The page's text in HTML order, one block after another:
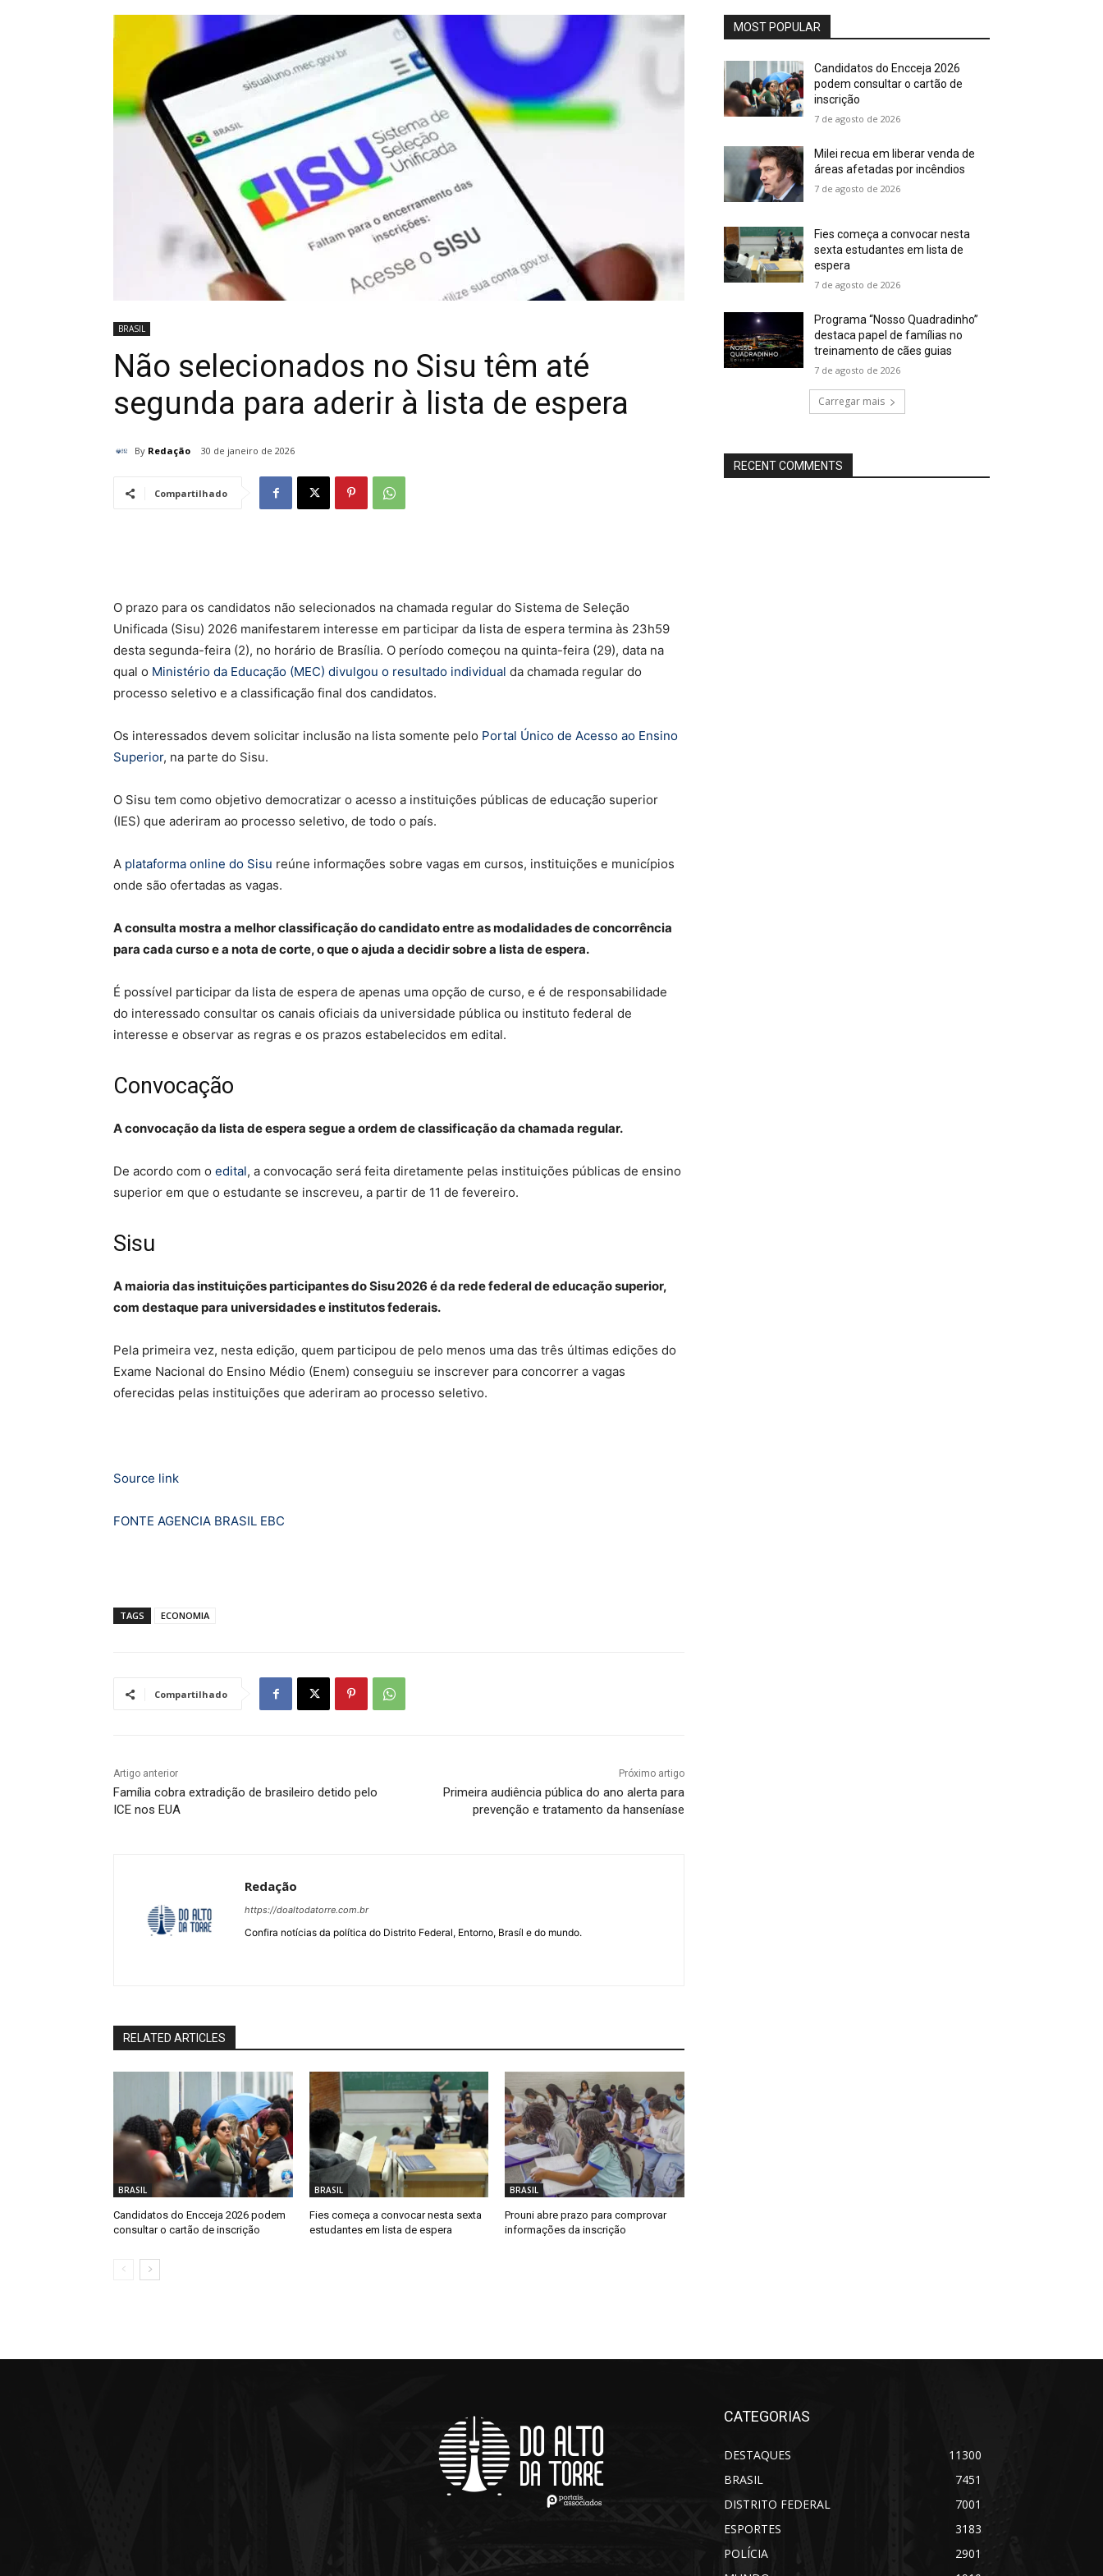
BRASIL
Não selecionados no Sisu têm até
segunda para aderir à lista de espera
By Redação 30 de janeiro de 2026
Compartilhado
O prazo para os candidatos não selecionados na chamada regular do Sistema de Seleção
Unificada (Sisu) 2026 manifestarem interesse em participar da lista de espera termina às 23h59
desta segunda-feira (2), no horário de Brasília. O período começou na quinta-feira (29), data na
qual o Ministério da Educação (MEC) divulgou o resultado individual da chamada regular do
processo seletivo e a classificação final dos candidatos.
Os interessados devem solicitar inclusão na lista somente pelo Portal Único de Acesso ao Ensino
Superior, na parte do Sisu.
O Sisu tem como objetivo democratizar o acesso a instituições públicas de educação superior
(IES) que aderiram ao processo seletivo, de todo o país.
A plataforma online do Sisu reúne informações sobre vagas em cursos, instituições e municípios
onde são ofertadas as vagas.
A consulta mostra a melhor classificação do candidato entre as modalidades de concorrência
para cada curso e a nota de corte, o que o ajuda a decidir sobre a lista de espera.
É possível participar da lista de espera de apenas uma opção de curso, e é de responsabilidade
do interessado consultar os canais oficiais da universidade pública ou instituto federal de
interesse e observar as regras e os prazos estabelecidos em edital.
Convocação
A convocação da lista de espera segue a ordem de classificação da chamada regular.
De acordo com o edital, a convocação será feita diretamente pelas instituições públicas de ensino
superior em que o estudante se inscreveu, a partir de 11 de fevereiro.
Sisu
A maioria das instituições participantes do Sisu 2026 é da rede federal de educação superior,
com destaque para universidades e institutos federais.
Pela primeira vez, nesta edição, quem participou de pelo menos uma das três últimas edições do
Exame Nacional do Ensino Médio (Enem) conseguiu se inscrever para concorrer a vagas
oferecidas pelas instituições que aderiram ao processo seletivo.
Source link
FONTE AGENCIA BRASIL EBC
TAGS ECONOMIA
Compartilhado
Artigo anterior
Família cobra extradição de brasileiro detido pelo
ICE nos EUA
Próximo artigo
Primeira audiência pública do ano alerta para
prevenção e tratamento da hanseníase
Redação
https://doaltodatorre.com.br
Confira notícias da política do Distrito Federal, Entorno, Brasíl e do mundo.
RELATED ARTICLES
BRASIL
Candidatos do Encceja 2026 podem
consultar o cartão de inscrição
BRASIL
Fies começa a convocar nesta sexta
estudantes em lista de espera
BRASIL
Prouni abre prazo para comprovar
informações da inscrição
MOST POPULAR
Candidatos do Encceja 2026
podem consultar o cartão de
inscrição
7 de agosto de 2026
Milei recua em liberar venda de
áreas afetadas por incêndios
7 de agosto de 2026
Fies começa a convocar nesta
sexta estudantes em lista de
espera
7 de agosto de 2026
Programa “Nosso Quadradinho”
destaca papel de famílias no
treinamento de cães guias
7 de agosto de 2026
Carregar mais
RECENT COMMENTS
CATEGORIAS
DESTAQUES
11300
BRASIL
7451
DISTRITO FEDERAL
7001
ESPORTES
3183
POLÍCIA
2901